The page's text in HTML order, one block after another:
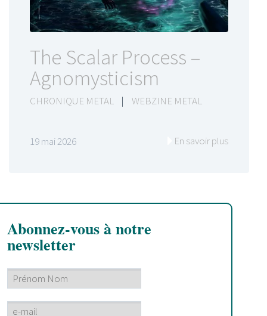
The Scalar Process –
Agnomysticism
CHRONIQUE METAL | WEBZINE METAL
19 mai 2026 En savoir plus
Abonnez-vous à notre
newsletter